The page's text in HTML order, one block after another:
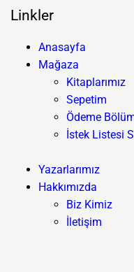
Linkler
Anasayfa
Mağaza
Kitaplarımız
Sepetim
Ödeme
İstek Listesi
Yazarlarımız
Hakkımızda
Biz Kimiz
İletişim